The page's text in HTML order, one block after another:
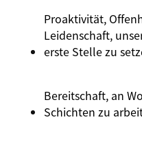
Proaktivität,
Leidenschaft,
erste Stelle zu
Bereitschaft, an
Schichten zu